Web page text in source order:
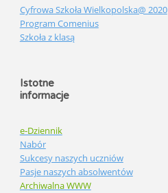
Cyfrowa Szkoła Wielkopolska@ 2020
Program Comenius
Szkoła z klasą
Istotne
informacje
e-Dziennik
Nabór
Sukcesy naszych uczniów
Pasje naszych absolwentów
Archiwalna WWW